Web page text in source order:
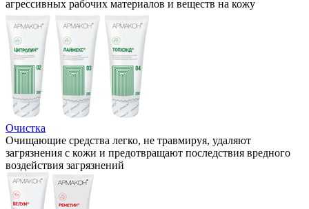
агрессивных рабочих материалов и веществ на кожу
Очистка
Очищающие средства легко, не травмируя, удаляют
загрязнения с кожи и предотвращают последствия вредного
воздействия загрязнений